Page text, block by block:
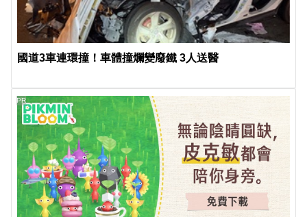
國道3車連環撞！車體撞爛變廢鐵 3人送醫
PR